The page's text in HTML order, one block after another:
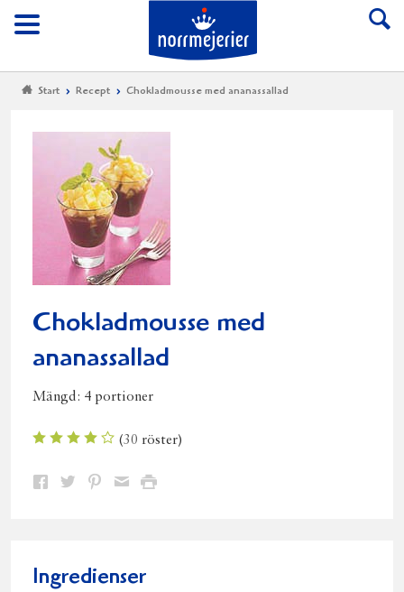
Meny
Till Norrmejerier
Start Recept Chokladmousse med ananassallad
Chokladmousse med
ananassallad
Mängd: 4 portioner
(30 röster)
Dela Dela Dela DelaSkriv
Ingredienser